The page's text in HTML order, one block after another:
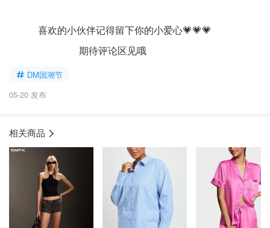
喜欢的小伙伴记得留下你的小爱心💗💗💗
期待评论区见哦
DM国潮节
05-20 发布
相关商品